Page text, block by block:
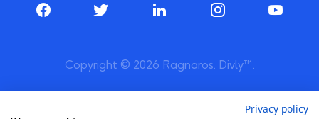
Copyright © 2026 Ragnaros. Divly™.
Privacy policy